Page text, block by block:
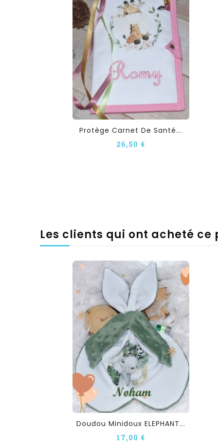
Protège Carnet De Santé...
26,50 €
Les clients qui ont acheté
Doudou Minidoux ELEPHANT...
17,00 €